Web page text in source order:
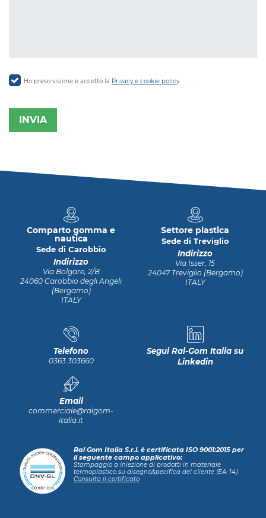
Ho preso visione e accetto la Privacy e cookie policy.
Comparto gomma e
nautica
Sede di Carobbio
Indirizzo
Via Bolgare, 2/B
24060 Carobbio degli Angeli
(Bergamo)
ITALY
Settore plastica
Sede di Treviglio
Indirizzo
Via Isser, 15
24047 Treviglio (Bergamo)
ITALY
Telefono
0363 303660
Email
commerciale@ralgom-
italia.it
Segui Ral-Gom Italia su
Linkedin
Ral Gom Italia S.r.l. è certificata ISO 9001:2015 per
il seguente campo applicativo:
Stampaggio a iniezione di prodotti in materiale
termoplastico su disegno/specifica del cliente (EA: 14)
Consulta il certificato